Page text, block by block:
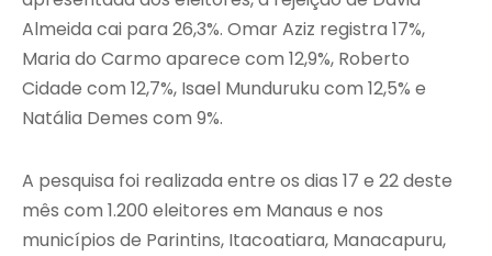
Almeida cai para 26,3%. Omar Aziz registra 17%,
Maria do Carmo aparece com 12,9%, Roberto
Cidade com 12,7%, Isael Munduruku com 12,5% e
Natália Demes com 9%.
A pesquisa foi realizada entre os dias 17 e 22 deste
mês com 1.200 eleitores em Manaus e nos
municípios de Parintins, Itacoatiara, Manacapuru,